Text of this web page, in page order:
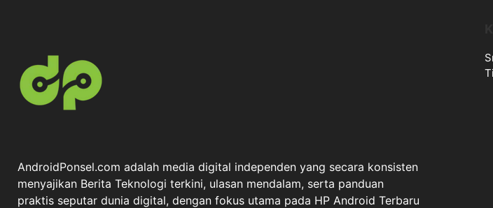
AndroidPonsel.com adalah media digital independen yang secara konsisten
menyajikan Berita Teknologi terkini, ulasan mendalam, serta panduan
praktis seputar dunia digital, dengan fokus utama pada HP Android Terbaru